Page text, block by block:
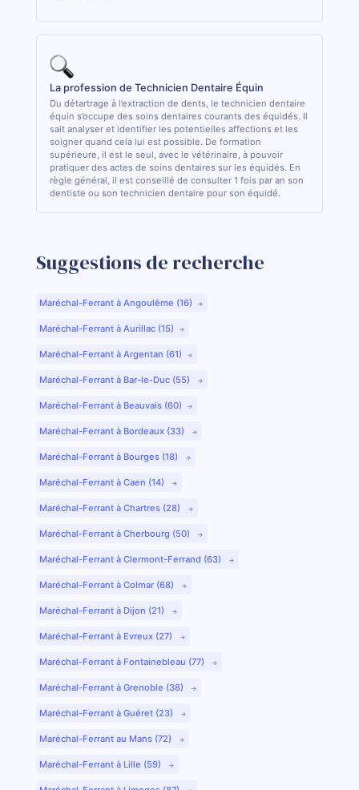
La profession de Technicien Dentaire Équin
Du détartrage à l’extraction de dents, le technicien dentaire
équin s’occupe des soins dentaires courants des équidés. Il
sait analyser et identifier les potentielles affections et les
soigner quand cela lui est possible. De formation
supérieure, il est le seul, avec le vétérinaire, à pouvoir
pratiquer des actes de soins dentaires sur les équidés. En
règle général, il est conseillé de consulter 1 fois par an son
dentiste ou son technicien dentaire pour son équidé.
Suggestions de recherche
Maréchal-Ferrant à Angoulême (16)
Maréchal-Ferrant à Aurillac (15)
Maréchal-Ferrant à Argentan (61)
Maréchal-Ferrant à Bar-le-Duc (55)
Maréchal-Ferrant à Beauvais (60)
Maréchal-Ferrant à Bordeaux (33)
Maréchal-Ferrant à Bourges (18)
Maréchal-Ferrant à Caen (14)
Maréchal-Ferrant à Chartres (28)
Maréchal-Ferrant à Cherbourg (50)
Maréchal-Ferrant à Clermont-Ferrand (63)
Maréchal-Ferrant à Colmar (68)
Maréchal-Ferrant à Dijon (21)
Maréchal-Ferrant à Evreux (27)
Maréchal-Ferrant à Fontainebleau (77)
Maréchal-Ferrant à Grenoble (38)
Maréchal-Ferrant à Guéret (23)
Maréchal-Ferrant au Mans (72)
Maréchal-Ferrant à Lille (59)